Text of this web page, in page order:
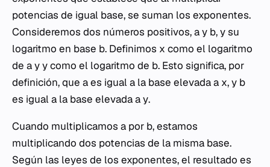
potencias de igual base, se suman los exponentes.
Consideremos dos números positivos,ay b, y su
logaritmo en base b. Definimos x como el logaritmo
de ayycomo el logaritmo de b. Esto significa, por
definición, que aes igual a la base elevada a x, y b
es igual a la base elevada ay.
Cuando multiplicamos a por b, estamos
multiplicando dos potencias de la misma base.
Según las leyes de los exponentes, el resultado es